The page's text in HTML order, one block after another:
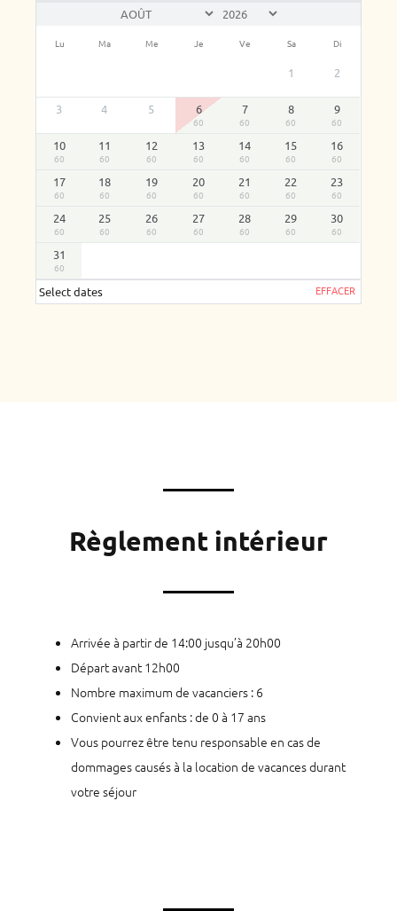
Lu Ma Me Je Ve Sa Di
1 2
3 4 5 6
60
7
60
8
60
9
60
10
60
11
60
12
60
13
60
14
60
15
60
16
60
17
60
18
60
19
60
20
60
21
60
22
60
23
60
24
60
25
60
26
60
27
60
28
60
29
60
30
60
31
60
Select dates EFFACER
Règlement intérieur
Arrivée à partir de 14:00 jusqu’à 20h00
Départ avant 12h00
Nombre maximum de vacanciers : 6
Convient aux enfants : de 0 à 17 ans
Vous pourrez être tenu responsable en cas de
dommages causés à la location de vacances durant
votre séjour